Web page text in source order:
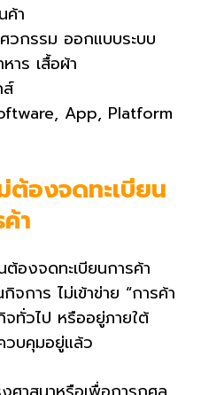
ค้า
วกรรม ออกแบบระบบ
าร เสื้อผ้า
App, Platform
ต้องจดทะเบียน
า
ต้องจดทะเบียนการค้า
การ ไม่เข้าข่าย “การค้า
จทั่วไป หรืออยู่ภายใต้
วบคุมอยู่แล้ว